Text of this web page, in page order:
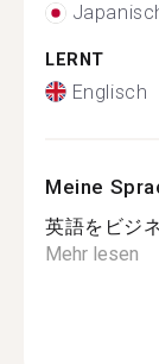
LERNT
Englisch
Meine
英語をビジ
Mehr lesen